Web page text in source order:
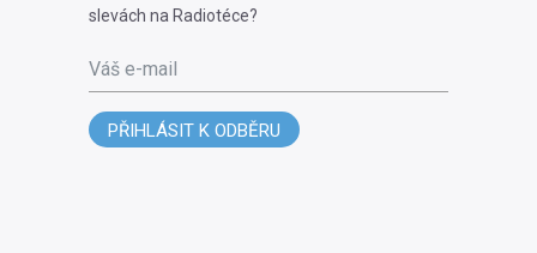
slevách na Radiotéce?
Váš e-mail
PŘIHLÁSIT K ODBĚRU